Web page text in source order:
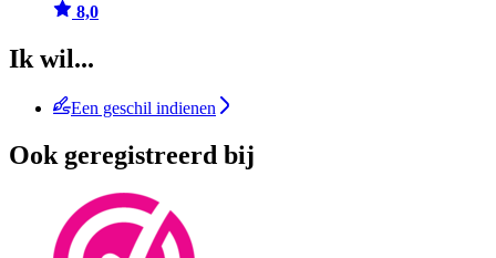
8,0
Ik wil...
Een geschil indienen
Ook geregistreerd bij